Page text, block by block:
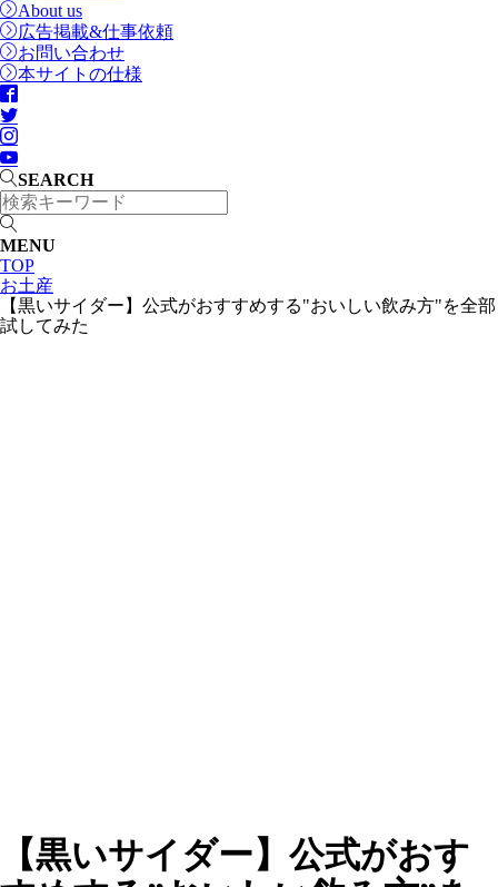
About us
広告掲載&仕事依頼
お問い合わせ
本サイトの仕様
SEARCH
MENU
TOP
お土産
【黒いサイダー】公式がおすすめする"おいしい飲み方"を全部
試してみた
【黒いサイダー】公式がおす